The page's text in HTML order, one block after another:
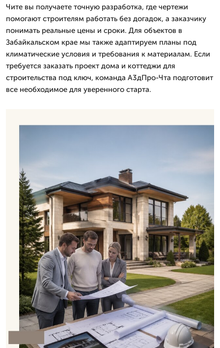
Чите вы получаете точную разработка, где чертежи
помогают строителям работать без догадок, а заказчику
понимать реальные цены и сроки. Для объектов в
Забайкальском крае мы также адаптируем планы под
климатические условия и требования к материалам. Если
требуется заказать проект дома и коттеджи для
строительства под ключ, команда А3дПро-Чта подготовит
все необходимое для уверенного старта.